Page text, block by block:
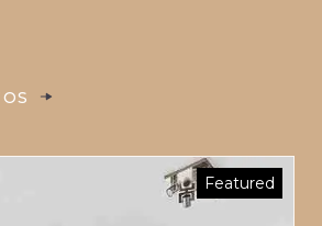
Featured